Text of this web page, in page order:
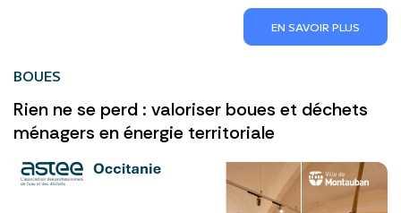
EN SAVOIR PLUS
BOUES
Rien ne se perd : valoriser boues et déchets
ménagers en énergie territoriale